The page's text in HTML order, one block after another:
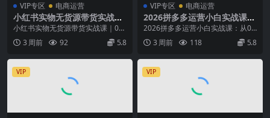
VIP专区 电商运营
小红书实物无货源带货实战课
｜0粉0成本0囤货，新手一周
上手，日入300+(更新0714)
小红书实物无货源带货实战课｜0粉
0成本0囤货，新手一周上手，日入
300+（更新0...
3 周前 92 5.8
VIP专区 电商运营
2026拼多多运营小白实战课：
从0到1开店起步，掌握选品、
流量、推广、爆款打造全流程
运营方法
2026拼多多运营小白实战课：从0
到1开店起步，掌握选品、流量、推
广、爆款打造全...
3 周前 118 5.8
VIP VIP